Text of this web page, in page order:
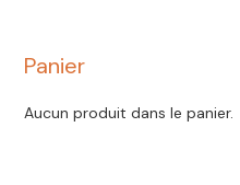
Panier
Aucun produit dans le panier.